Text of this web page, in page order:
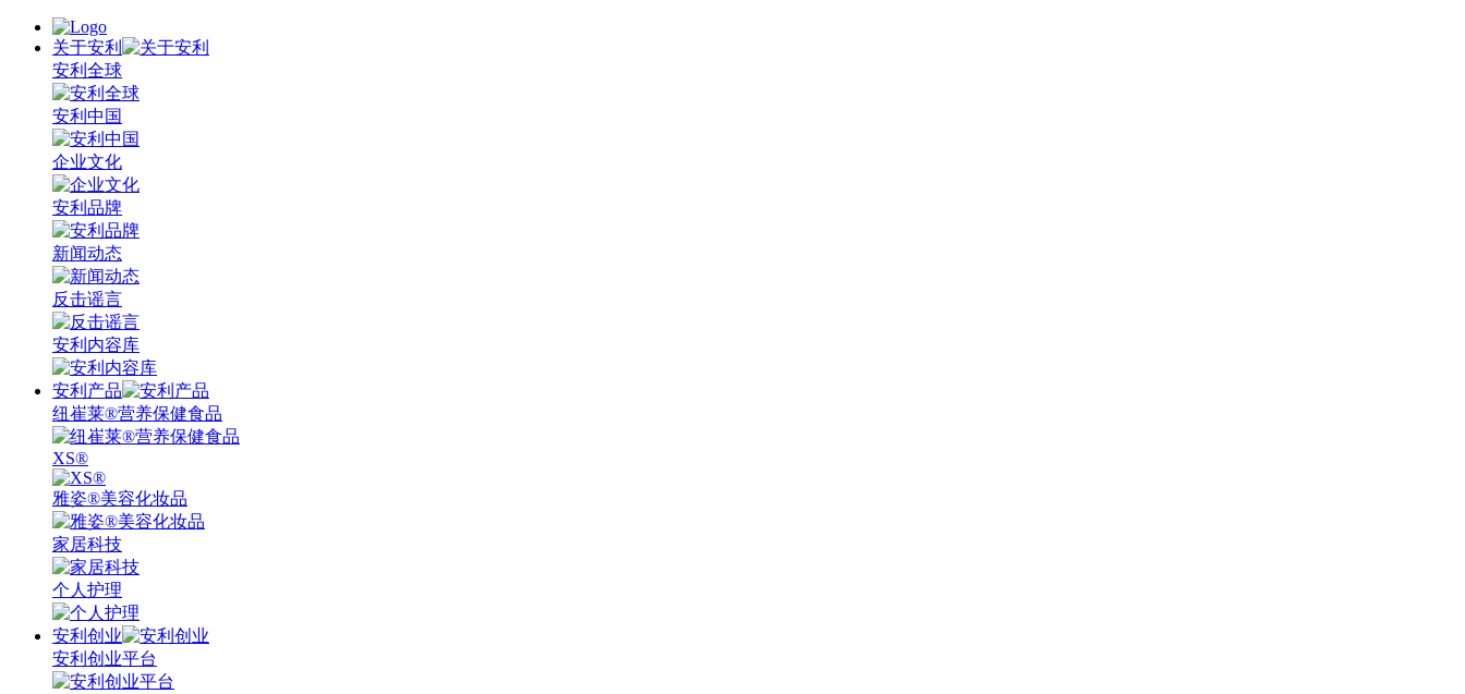
关于安利
安利全球
安利中国
企业文化
安利品牌
新闻动态
反击谣言
安利内容库
安利产品
纽崔莱®营养保健食品
XS®
雅姿®美容化妆品
家居科技
个人护理
安利创业
安利创业平台